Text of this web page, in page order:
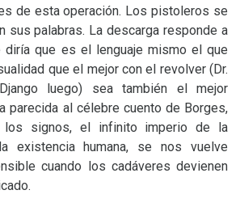
de esta operación. Los pistoleros se
sus palabras. La descarga responde a
que es el lenguaje mismo el que
que el mejor con el revolver (Dr.
luego) sea también el mejor
parecida al célebre cuento de Borges,
los signos, el infinito imperio de la
existencia humana, se nos vuelve
cuando los cadáveres devienen